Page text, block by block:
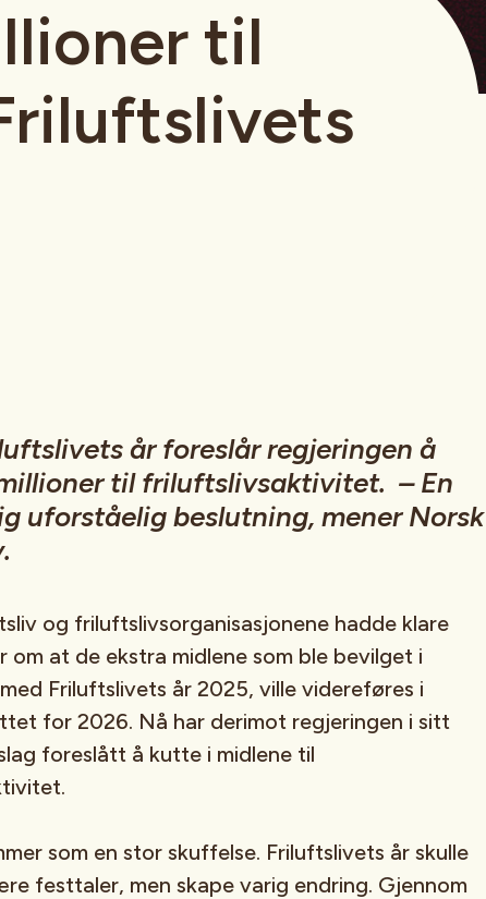
til
år foreslår regjeringen å
til friluftslivsaktivitet. – En
uforståelig beslutning, mener Norsk
og friluftslivsorganisasjonene hadde klare
om at de ekstra midlene som ble bevilget i
Friluftslivets år 2025, ville videreføres i
for 2026. Nå har derimot regjeringen i sitt
foreslått å kutte i midlene til
som en stor skuffelse. Friluftslivets år skulle
festtaler, men skape varig endring. Gjennom